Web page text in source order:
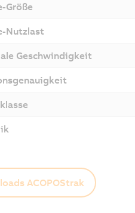
Größe
Nutzlast
Geschwindigkeit
ACOPOStrak